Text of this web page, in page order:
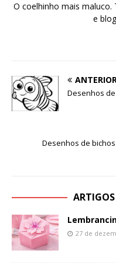
O coelhinho mais
e
Desenhos
Desenhos de
27 de